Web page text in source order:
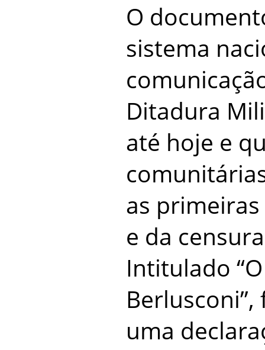
O
sistema
Ditadura
até hoje e
as
e da
Intitulado
uma